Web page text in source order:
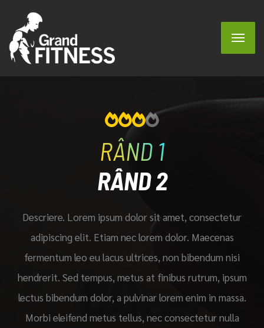
RÂND 1
RÂND 2
Descriere. Lorem ipsum dolor sit amet, consectetur
adipiscing elit. Etiam nec lorem dolor. Maecenas
fermentum leo eu lacus ultrices, non bibendum nisi
hendrerit. Sed tempus, metus at finibus rutrum, ipsum
lectus bibendum dolor, a pulvinar lorem enim in massa.
Morbi eleifend metus tellus, nec consectetur nulla